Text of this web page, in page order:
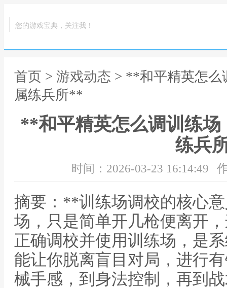
您的游戏宝典，关注我！
首页 > 游戏动态 > **和平精英怎么
属练兵所**
**和平精英怎么调训练
练兵
时间：2026-03-23 16:14:49
摘要：**训练场调校的核心
场，只是简单开几枪便离开
正确调校并使用训练场，是
能让你脱离盲目对局，进行
械手感，到身法控制，再到